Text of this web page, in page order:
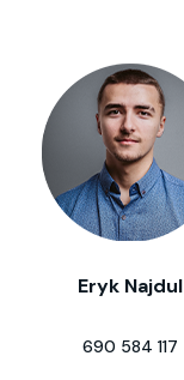
Eryk Najdul
690 584 117